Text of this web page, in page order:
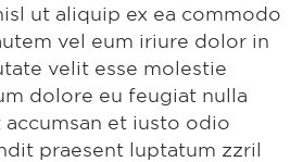
ut aliquip ex ea commodo
vel eum iriure dolor in
velit esse molestie
dolore eu feugiat nulla
et iusto odio
praesent luptatum zzril